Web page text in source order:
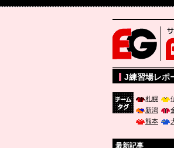
サッカー専門新聞
J練習場レポ
札幌
新潟
熊本
最新記事